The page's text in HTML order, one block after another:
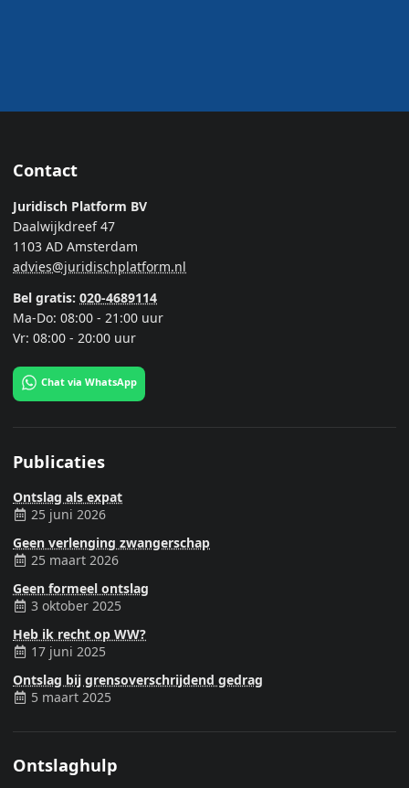
Contact
Juridisch Platform BV
Daalwijkdreef 47
1103 AD Amsterdam
advies@juridischplatform.nl
Bel gratis: 020-4689114
Ma-Do: 08:00 - 21:00 uur
Vr: 08:00 - 20:00 uur
Chat via WhatsApp
Publicaties
Ontslag als expat
25 juni 2026
Geen verlenging zwangerschap
25 maart 2026
Geen formeel ontslag
3 oktober 2025
Heb ik recht op WW?
17 juni 2025
Ontslag bij grensoverschrijdend gedrag
5 maart 2025
Ontslaghulp